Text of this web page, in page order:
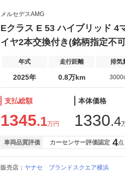
メルセデスAMG
Eクラス E 53 ハイブリッド 4
イヤ2本交換付き(銘柄指定不
年式 走行距離 排気
2025年 0.8万km
支払総額
1345.1万円
本体価格
1330.4
車両品質評価 カーセンサー評価認定 4点
販売店： ヤナセ ブランドスクエア横浜